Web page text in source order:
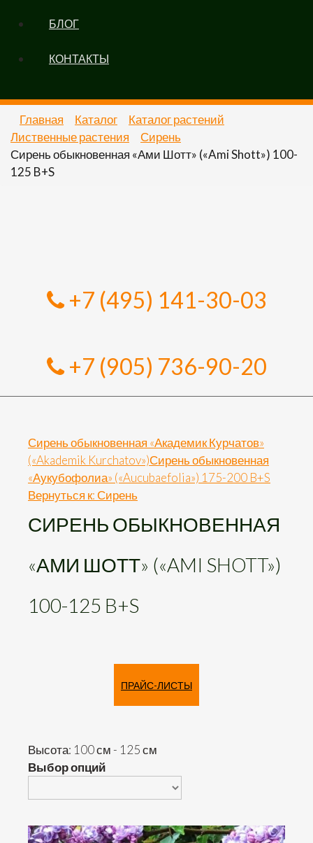
БЛОГ
КОНТАКТЫ
Главная Каталог
Каталог растений
Лиственные растения
Сирень
Сирень обыкновенная «Ами Шотт» («Ami Shott») 100-
125 B+S
+7 (495) 141-30-03
+7 (905) 736-90-20
Сирень обыкновенная «Академик Курчатов»
(«Akademik Kurchatov»)Сирень обыкновенная
«Аукубофолиа» («Aucubaefolia») 175-200 B+S
Вернуться к: Сирень
СИРЕНЬ ОБЫКНОВЕННАЯ
«АМИ ШОТТ» («AMI SHOTT»)
100-125 B+S
ПРАЙС-ЛИСТЫ
Высота: 100 см - 125 см
Выбор опций